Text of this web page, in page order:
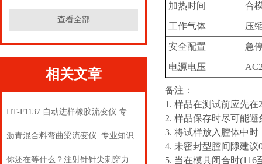
查看全部
相关文章
HT-F1137 自动进样橡胶流变仪 专注行业多年
沥青混合料弯曲梁流变仪 专业知识
你还在等什么？注射针针尖刺穿力测试仪研发成功了-上海徽涛
加热时间 合
工作气体 压
安全配置 急
电源电压
备注：
1. 样品在测试前应先
2. 样品保存时尽可能避
3. 将试样放入腔体中时
4. 未密封型腔间隙建议
5. 当在模具闭合时(116